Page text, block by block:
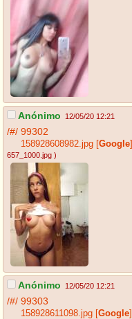
Anónimo 12/05/20 12:21
/#/ 99302
158928608982.jpg [Google]
657_1000.jpg )
Anónimo 12/05/20 12:21
/#/ 99303
158928611098.jpg [Google]